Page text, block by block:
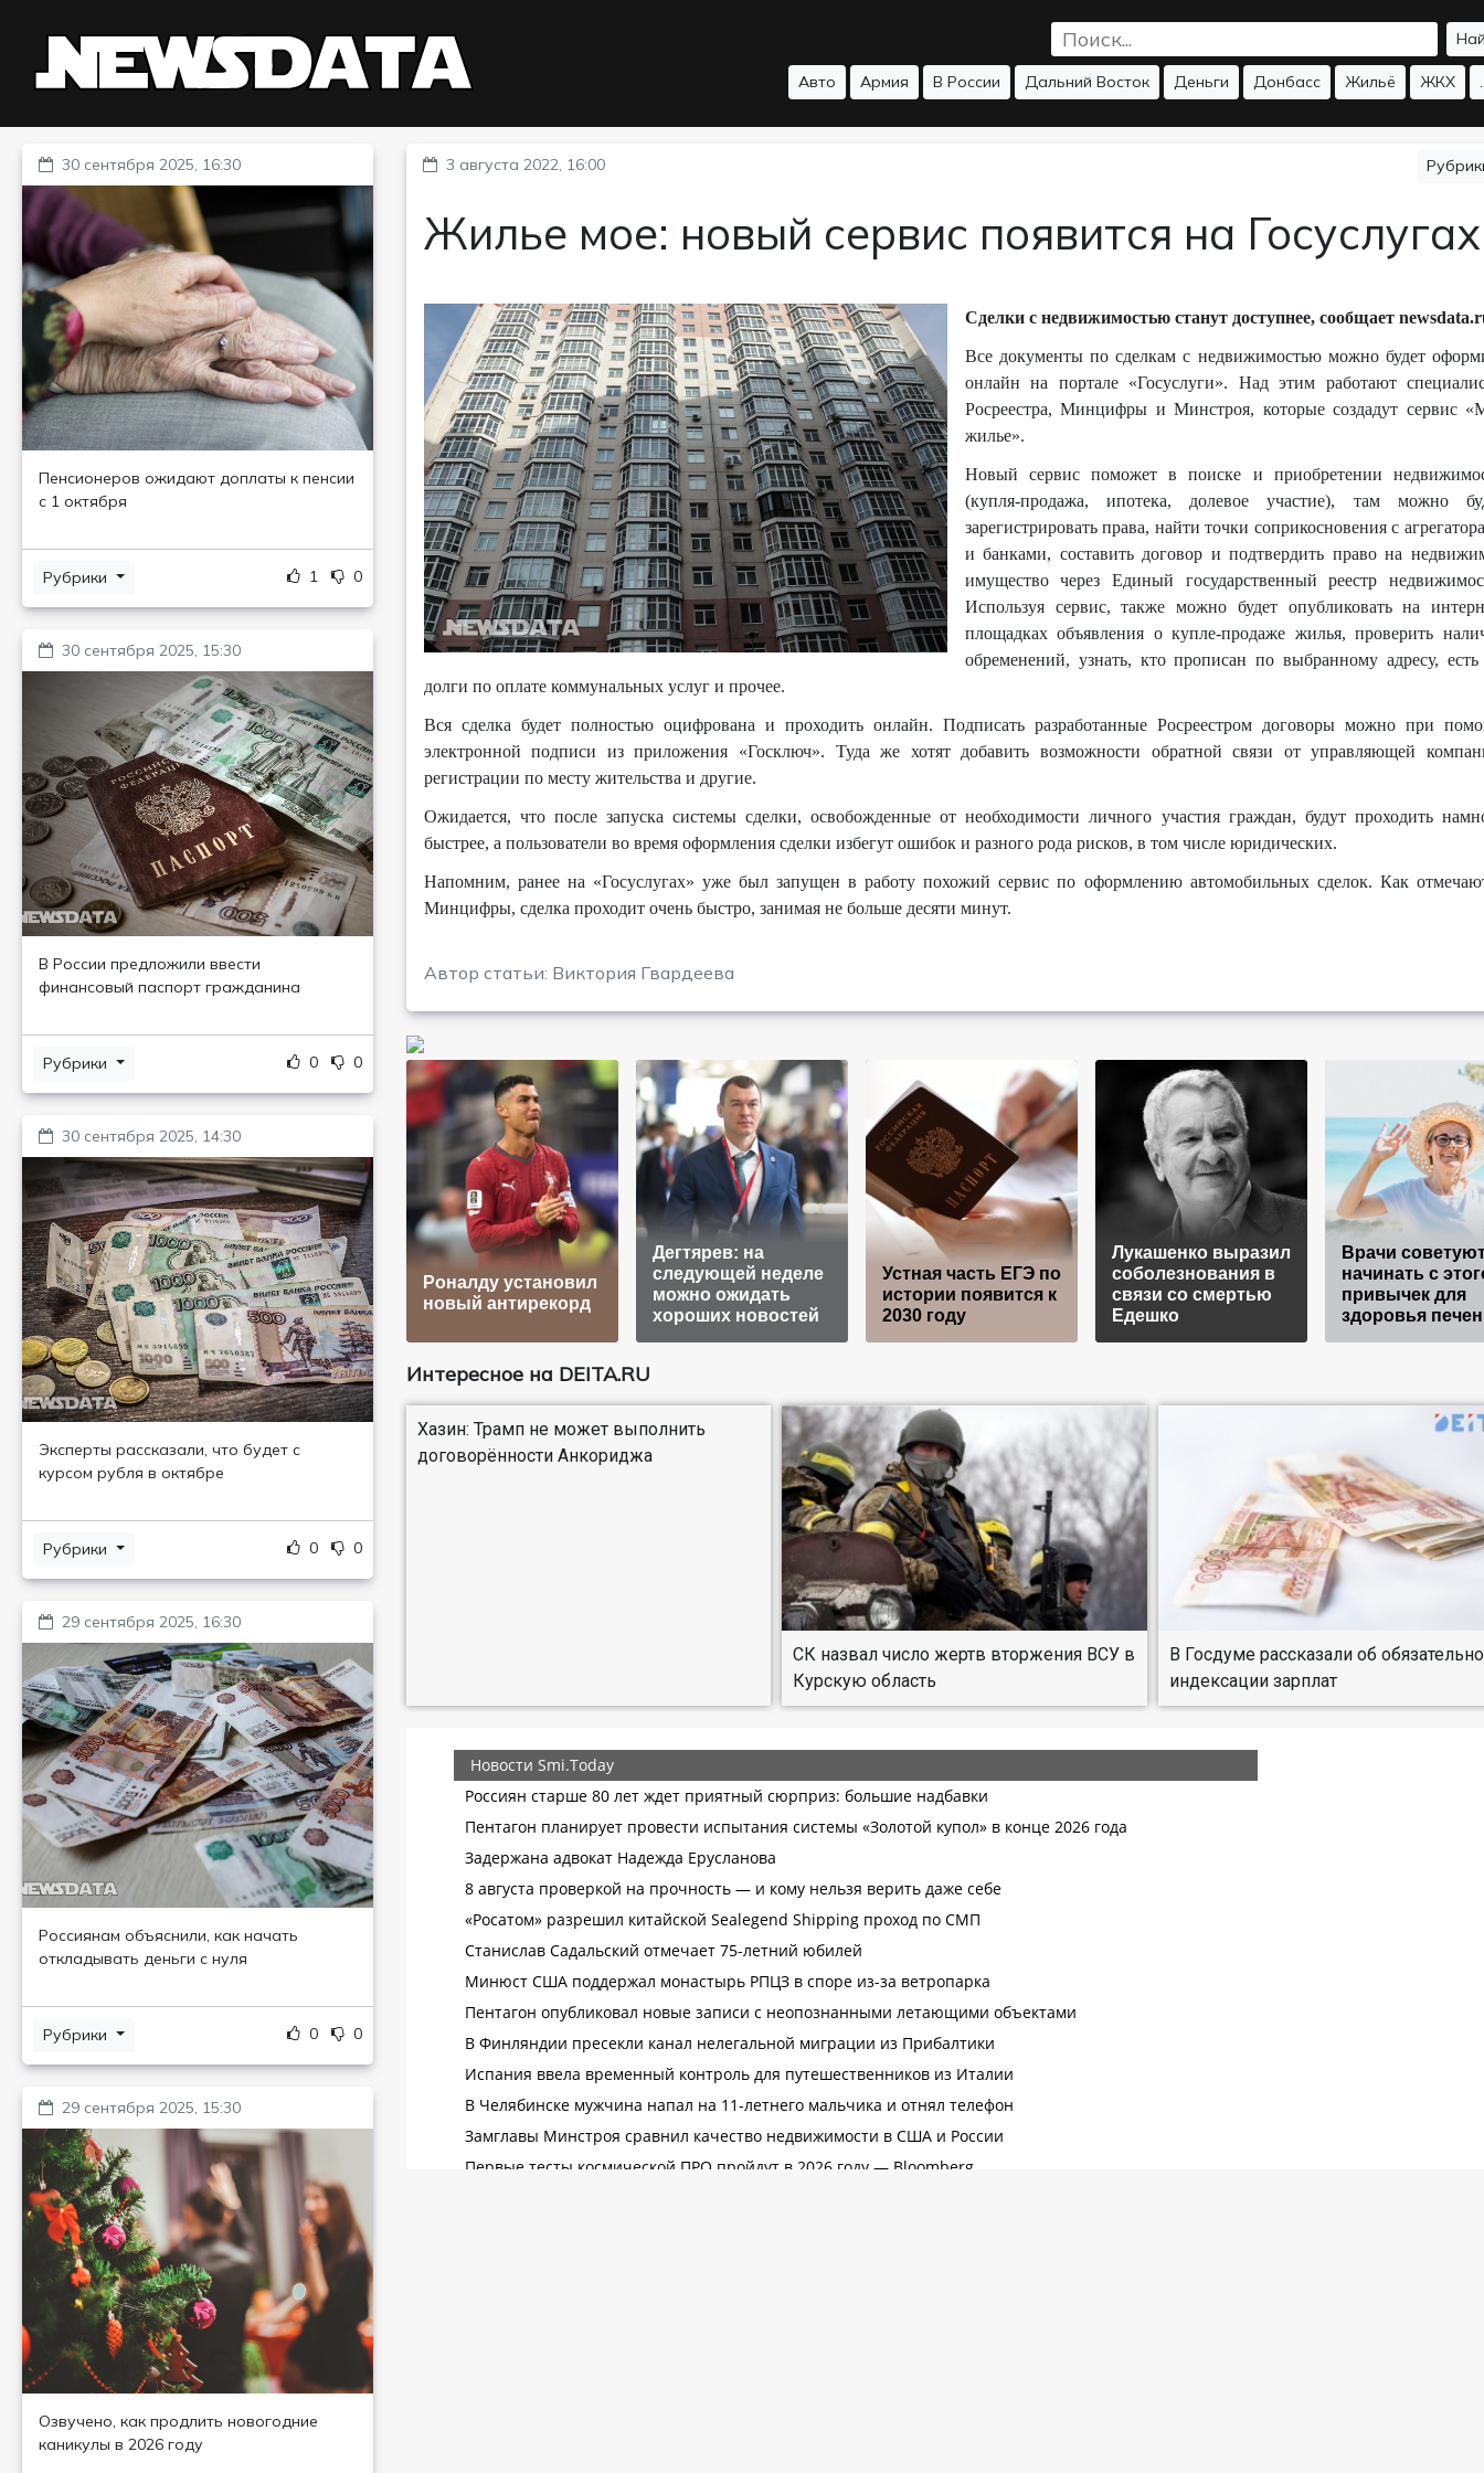
Авто Армия В России Дальний Восток Деньги Донбасс Жильё ЖКХ
30 сентября 2025, 16:30
Пенсионеров ожидают доплаты к пенсии
с 1 октября
Рубрики 1 0
30 сентября 2025, 15:30
В России предложили ввести
финансовый паспорт гражданина
Рубрики 0 0
30 сентября 2025, 14:30
Эксперты рассказали, что будет с
курсом рубля в октябре
Рубрики 0 0
29 сентября 2025, 16:30
Россиянам объяснили, как начать
откладывать деньги с нуля
Рубрики 0 0
29 сентября 2025, 15:30
Озвучено, как продлить новогодние
каникулы в 2026 году
3 августа 2022, 16:00
Жилье мое: новый сервис появится на Госуслугах
Сделки с недвижимостью станут доступнее, сообщает newsdata.
Все документы по сделкам с недвижимостью можно будет
онлайн на портале «Госуслуги». Над этим работают
Росреестра, Минцифры и Минстроя, которые создадут сервис
жилье».
Новый сервис поможет в поиске и приобретении
(купля-продажа, ипотека, долевое участие), там можно
зарегистрировать права, найти точки соприкосновения с
и банками, составить договор и подтвердить право на
имущество через Единый государственный реестр
Используя сервис, также можно будет опубликовать на
площадках объявления о купле-продаже жилья, проверить
обременений, узнать, кто прописан по выбранному адресу,
долги по оплате коммунальных услуг и прочее.
Вся сделка будет полностью оцифрована и проходить онлайн. Подписать разработанные Росреестром договоры можно при
электронной подписи из приложения «Госключ». Туда же хотят добавить возможности обратной связи от управляющей
регистрации по месту жительства и другие.
Ожидается, что после запуска системы сделки, освобожденные от необходимости личного участия граждан, будут проходить
быстрее, а пользователи во время оформления сделки избегут ошибок и разного рода рисков, в том числе юридических.
Напомним, ранее на «Госуслугах» уже был запущен в работу похожий сервис по оформлению автомобильных сделок. Как
Минцифры, сделка проходит очень быстро, занимая не больше десяти минут.
Автор статьи: Виктория Гвардеева
Роналду установил
новый антирекорд
Дегтярев: на
следующей неделе
можно ожидать
хороших новостей
Устная часть ЕГЭ по
истории появится к
2030 году
Лукашенко выразил
соболезнования в
связи со смертью
Едешко
Врачи
начинать с
привычек для
здоровья
Интересное на DEITA.RU
Хазин: Трамп не может выполнить
договорённости Анкориджа
СК назвал число жертв вторжения ВСУ в
Курскую область
В Госдуме рассказали об
индексации зарплат